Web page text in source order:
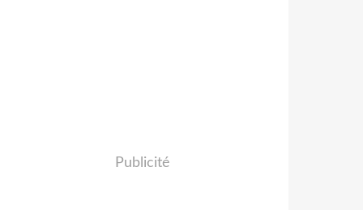
Publicité